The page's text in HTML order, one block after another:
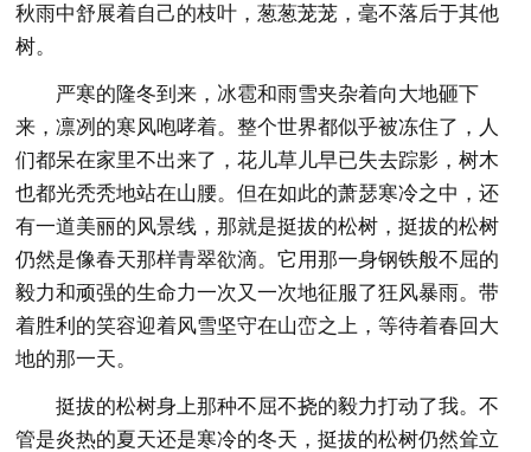
秋雨中舒展着自己的枝叶，葱葱茏茏，毫不落后于其他
树。
严寒的隆冬到来，冰雹和雨雪夹杂着向大地砸下
来，凛冽的寒风咆哮着。整个世界都似乎被冻住了，人
们都呆在家里不出来了，花儿草儿早已失去踪影，树木
也都光秃秃地站在山腰。但在如此的萧瑟寒冷之中，还
有一道美丽的风景线，那就是挺拔的松树，挺拔的松树
仍然是像春天那样青翠欲滴。它用那一身钢铁般不屈的
毅力和顽强的生命力一次又一次地征服了狂风暴雨。带
着胜利的笑容迎着风雪坚守在山峦之上，等待着春回大
地的那一天。
挺拔的松树身上那种不屈不挠的毅力打动了我。不
管是炎热的夏天还是寒冷的冬天，挺拔的松树仍然耸立